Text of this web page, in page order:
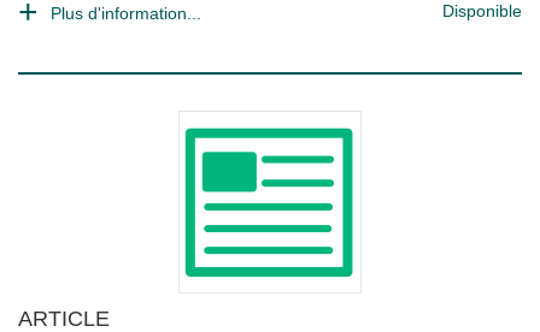
Plus d'information... Disponible
ARTICLE